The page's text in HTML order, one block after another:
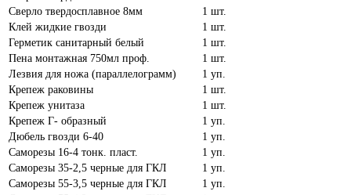
Сверло твердосплавное 8мм
1 шт.
Клей жидкие гвозди
1 шт.
Герметик санитарный белый
1 шт.
Пена монтажная 750мл проф.
1 шт.
Лезвия для ножа (параллелограмм)
1 уп.
Крепеж раковины
1 шт.
Крепеж унитаза
1 шт.
Крепеж Г- образный
1 уп.
Дюбель гвозди 6-40
1 уп.
Саморезы 16-4 тонк. пласт.
1 уп.
Саморезы 35-2,5 черные для ГКЛ
1 уп.
Саморезы 55-3,5 черные для ГКЛ
1 уп.